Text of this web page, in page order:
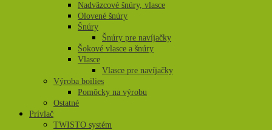
Nadväzcové šnúry, vlasce
Olovené šnúry
Šnúry
Šnúry pre navíjačky
Šokové vlasce a šnúry
Vlasce
Vlasce pre navíjačky
Výroba boilies
Pomôcky na výrobu
Ostatné
Prívlač
TWISTO systém